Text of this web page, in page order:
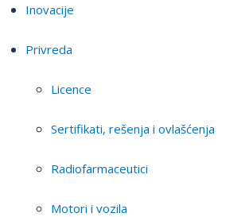
Inovacije
Privreda
Licence
Sertifikati, rešenja i ovlašćenja
Radiofarmaceutici
Motori i vozila